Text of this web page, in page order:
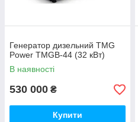
Генератор дизельний TMG
Power TMGB-44 (32 кВт)
В наявності
530 000 ₴
Купити